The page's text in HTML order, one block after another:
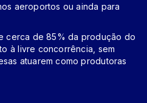
aeroportos ou ainda para
cerca de 85% da produção do
à livre concorrência, sem
atuarem como produtoras